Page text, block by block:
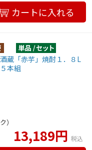
カートに入れる
蔵「赤芋」焼酎１．８L
本組
）
13,189円 税込